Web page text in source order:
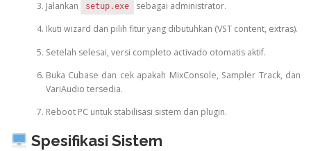
Jalankan
setup.exe
sebagai administrator.
Ikuti wizard dan pilih fitur yang dibutuhkan (VST content, extras).
Setelah selesai, versi completo activado otomatis aktif.
Buka Cubase dan cek apakah MixConsole, Sampler Track, dan
VariAudio tersedia.
Reboot PC untuk stabilisasi sistem dan plugin.
Spesifikasi Sistem